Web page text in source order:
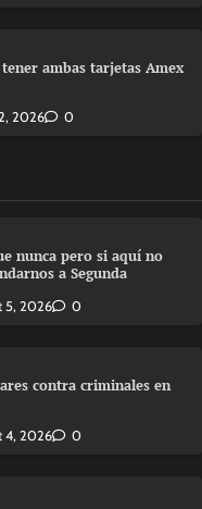
ambas tarjetas Amex
2026 0
nunca pero si aquí no
a Segunda
5, 2026 0
contra criminales en
4, 2026 0